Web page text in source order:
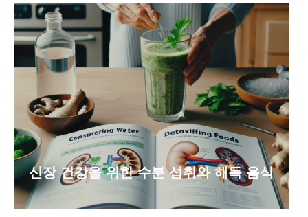
신장 건강을 위한 수분 섭취와 해독 음식